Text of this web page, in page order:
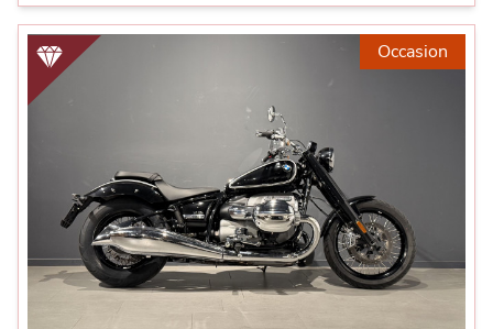
Occasion